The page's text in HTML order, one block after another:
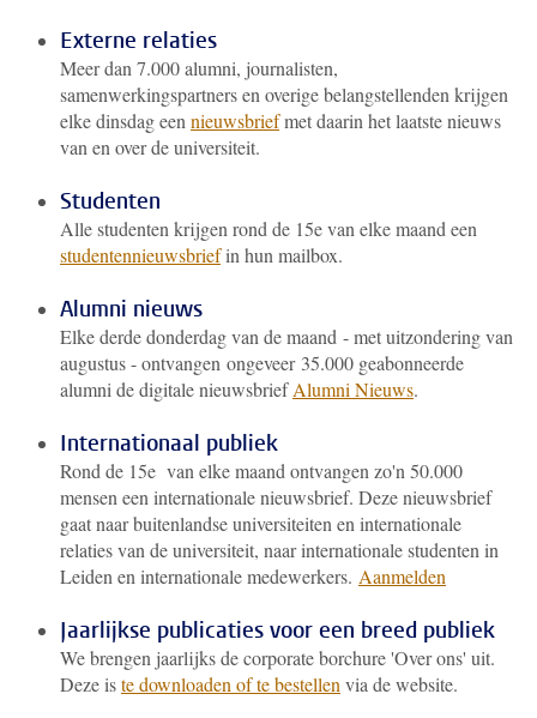
Externe relaties
Meer dan 7.000 alumni, journalisten,
samenwerkingspartners en overige belangstellenden krijgen
elke dinsdag een nieuwsbriefmet daarin het laatste nieuws
van en over de universiteit.
Studenten
Alle studenten krijgen rond de 15e van elke maand een
studentennieuwsbriefin hun mailbox.
Alumni nieuws
Elke derde donderdag van de maand - met uitzondering van
augustus - ontvangen ongeveer 35.000 geabonneerde
alumni de digitale nieuwsbriefAlumni Nieuws.
Internationaal publiek
Rond de 15e van elke maand ontvangen zo'n 50.000
mensen een internationale nieuwsbrief. Deze nieuwsbrief
gaat naar buitenlandse universiteiten en internationale
relaties van de universiteit, naar internationale studenten in
Leiden en internationale medewerkers. Aanmelden
Jaarlijkse publicaties voor een breed publiek
We brengen jaarlijks de corporate borchure 'Over ons' uit.
Deze iste downloaden of te bestellen via de website.